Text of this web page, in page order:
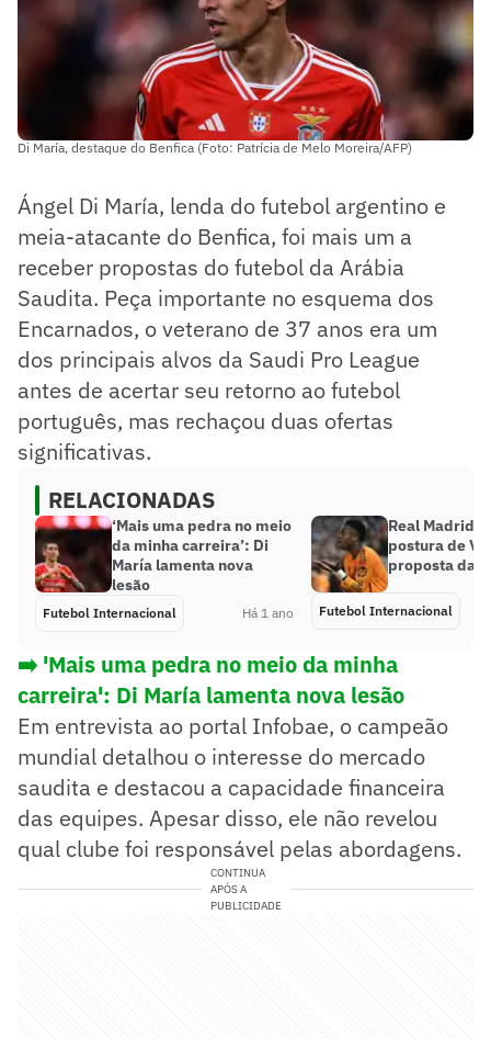
Di María, destaque do Benfica (Foto: Patrícia de Melo Moreira/AFP)
Ángel Di María, lenda do futebol argentino e
meia-atacante do Benfica, foi mais um a
receber propostas do futebol da Arábia
Saudita. Peça importante no esquema dos
Encarnados, o veterano de 37 anos era um
dos principais alvos da Saudi Pro League
antes de acertar seu retorno ao futebol
português, mas rechaçou duas ofertas
significativas.
RELACIONADAS
‘Mais uma pedra no meio
da minha carreira’: Di
María lamenta nova
lesão
Futebol Internacional Há 1 ano
Real Madrid
postura de
proposta da
Futebol Internacional
➡️ 'Mais uma pedra no meio da minha
carreira': Di María lamenta nova lesão
Em entrevista ao portal Infobae, o campeão
mundial detalhou o interesse do mercado
saudita e destacou a capacidade financeira
das equipes. Apesar disso, ele não revelou
qual clube foi responsável pelas abordagens.
CONTINUA
APÓS A
PUBLICIDADE